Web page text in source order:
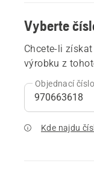
Vyberte
Chcete-li
výrobku z
Objednací
Kde najdu